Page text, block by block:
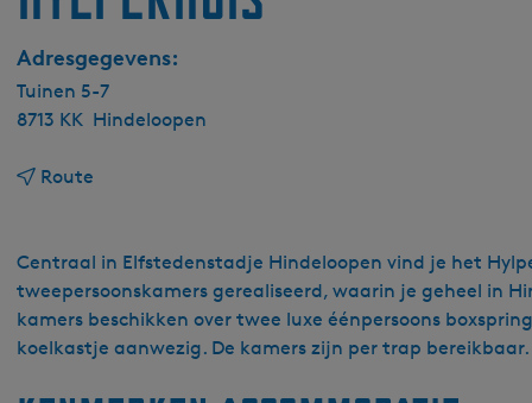
Centraal in Elfstedenstadje Hindeloopen vind je het
tweepersoonskamers gerealiseerd, waarin je geheel in
kamers beschikken over twee luxe éénpersoons
koelkastje aanwezig. De kamers zijn per trap
Adresgegevens:
Tuinen 5-7
8713 KK Hindeloopen
Route
r
H
y
l